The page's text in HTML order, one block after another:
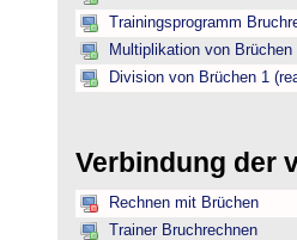
Trainingsprogramm
Multiplikation von Brüchen
Division von Brüchen 1
Verbindung der
Rechnen mit Brüchen
Trainer Bruchrechnen